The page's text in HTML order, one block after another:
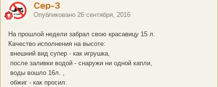
Cep-3
Опубликовано 26 сентября, 2016
На прошлой недели забрал свою красавицу 15 л.
Качество исполнения на высоте:
внешний вид супер - как игрушка,
после заливки водой - снаружи ни одной капли,
воды вошло 16л. ,
обжиг - как просил.